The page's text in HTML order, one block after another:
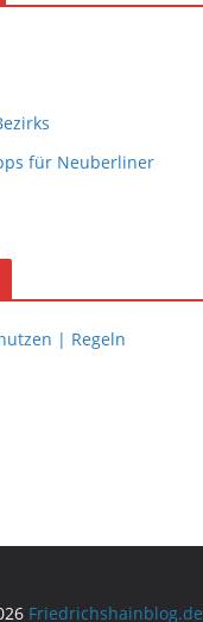
für Neuberliner
| Regeln
Friedrichshainblog.de